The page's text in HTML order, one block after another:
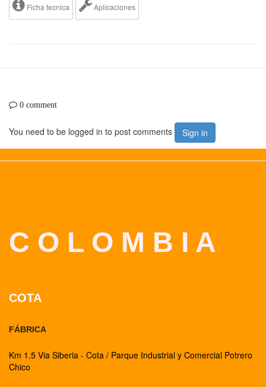
Ficha tecnica Aplicaciones
0 comment
You need to be logged in to post comments Sign in
C O L O M B I A
COTA
FÁBRICA
Km 1.5 Via Siberia - Cota / Parque Industrial y Comercial Potrero
Chico